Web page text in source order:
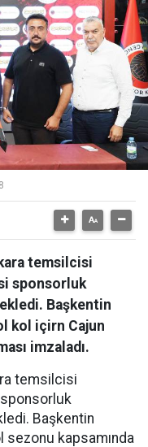
temsilcisi
sponsorluk
Başkentin
kol içirn Cajun
imzaladı.
temsilcisi
Başkentin
sezonu kapsamında